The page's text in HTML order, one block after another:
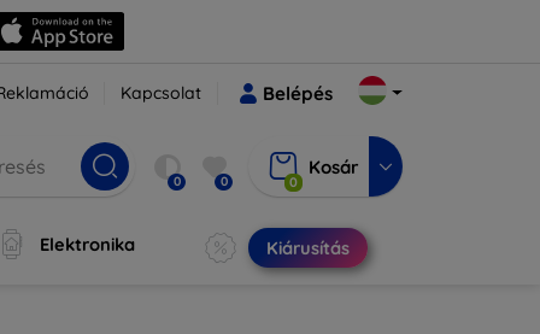
Kapcsolat Belépés
0 0 0
Kosár
Elektronika Kiárusítás